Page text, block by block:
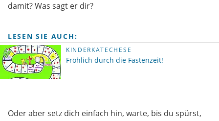
damit? Was sagt er dir?
LESEN SIE AUCH:
KINDERKATECHESE
Fröhlich durch die Fastenzeit!
Oder aber setz dich einfach hin, warte, bis du spürst,